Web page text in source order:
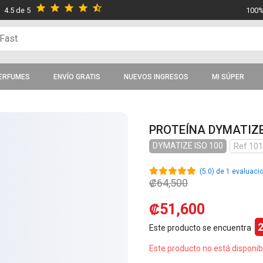
4.5 de 5 star star star star star_half
ENVÍO GRATIS NUEVOS INGRESOS MI SÚPER
PROTEÍNA
DYMATIZE ISO 100
(5.0) de 1
₡64,500
₡51,600
Este producto se encuentra
Este producto no está